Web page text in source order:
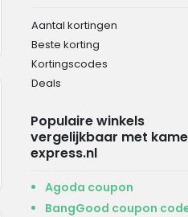
Aantal kortingen
Beste korting
Kortingscodes
Deals
Populaire winkels
vergelijkbaar met
express.nl
Agoda coupon
BangGood coupon